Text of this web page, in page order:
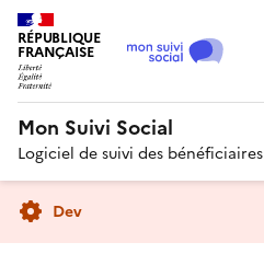
RÉPUBLIQUE
FRANÇAISE
Mon Suivi Social
Logiciel de suivi des bénéficiaires
Dev